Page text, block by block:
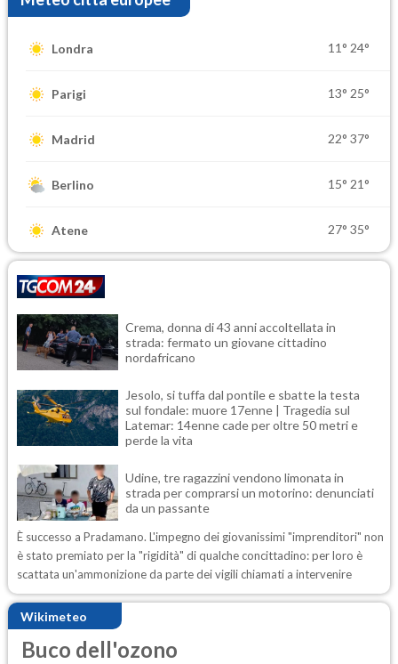
Londra 11° 24°
Parigi 13° 25°
Madrid 22° 37°
Berlino 15° 21°
Atene 27° 35°
Crema, donna di 43 anni accoltellata in
strada: fermato un giovane cittadino
nordafricano
Jesolo, si tuffa dal pontile e sbatte la testa
sul fondale: muore 17enne | Tragedia sul
Latemar: 14enne cade per oltre 50 metri e
perde la vita
Udine, tre ragazzini vendono limonata in
strada per comprarsi un motorino: denunciati
da un passante
È successo a Pradamano. L'impegno dei giovanissimi "imprenditori" non
è stato premiato per la "rigidità" di qualche concittadino: per loro è
scattata un'ammonizione da parte dei vigili chiamati a intervenire
Wikimeteo
Buco dell'ozono